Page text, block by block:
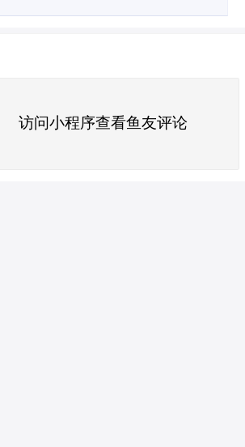
访问小程序查看鱼友评论